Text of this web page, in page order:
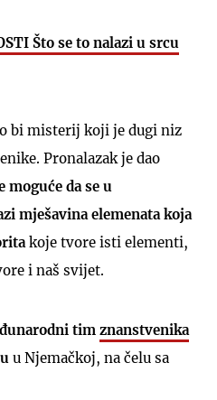
Što se to nalazi u srcu
bi misterij koji je dugi niz
Pronalazak je dao
moguće da se u
mješavina elemenata koja
koje tvore isti elementi,
i naš svijet.
tim znanstvenika
u Njemačkoj, na čelu sa